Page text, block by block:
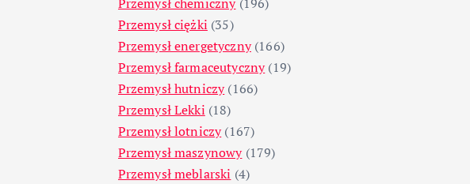
Przemysł chemiczny(196)
Przemysł ciężki (35)
Przemysł energetyczny(166)
Przemysł farmaceutyczny(19)
Przemysł hutniczy(166)
Przemysł Lekki (18)
Przemysł lotniczy(167)
Przemysł maszynowy(179)
Przemysł meblarski (4)